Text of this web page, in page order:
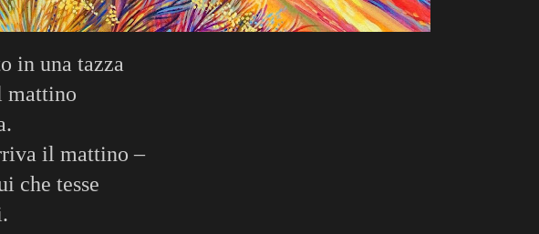
in una tazza
mattino
il mattino –
che tesse